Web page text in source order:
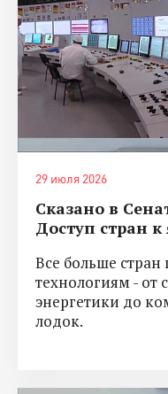
29 июля 2026
Сказано в
Доступ стран
Все больше
технологиям - от
энергетики до
лодок.